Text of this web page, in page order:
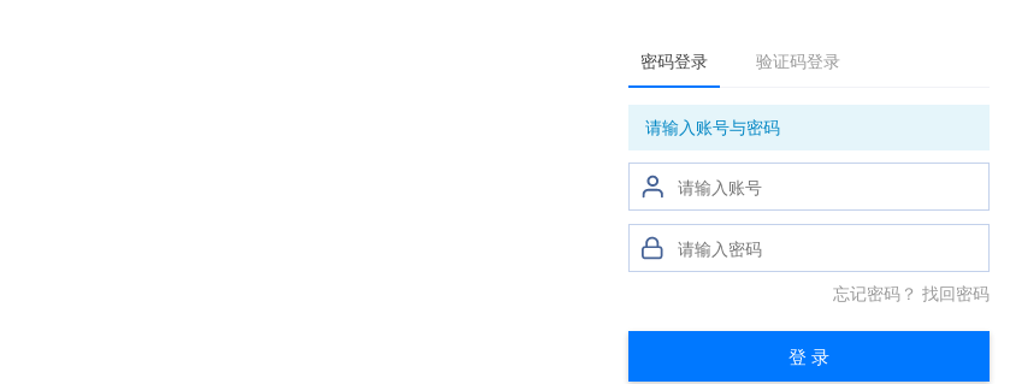
密码登录 验证码登录
请输入账号与密码
忘记密码？ 找回密码
登 录